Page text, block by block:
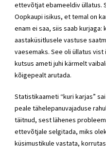
ettevõtjat ebameeldiv üllatus.
Oopkaupi isikus, et temal on
enam ei saa, siis saab
aastaküsitlusele vastuse
vaesemaks. See oli üllatus
kutsus ameti juhi kärmelt
kõigepealt arutada.
Statistikaameti “kuri karjas”
peale tähelepanuvajaduse
täitnud, sest lähenes
ettevõtjale selgitada, miks
küsimustikule vastata,